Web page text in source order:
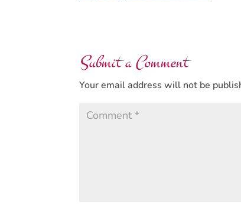
Submit a Comment
Your email address will not be